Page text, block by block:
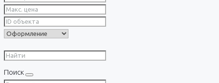
Поиск